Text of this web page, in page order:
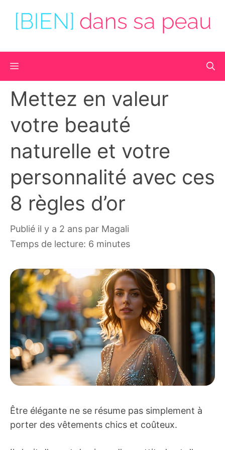
Menu
Mettez en valeur
votre beauté
naturelle et votre
personnalité avec ces
8 règles d’or
publié il y a 2 ans par Magali
Temps de lecture: 6 minutes
Être élégante ne se résume pas simplement à
porter des vêtements chics et coûteux.